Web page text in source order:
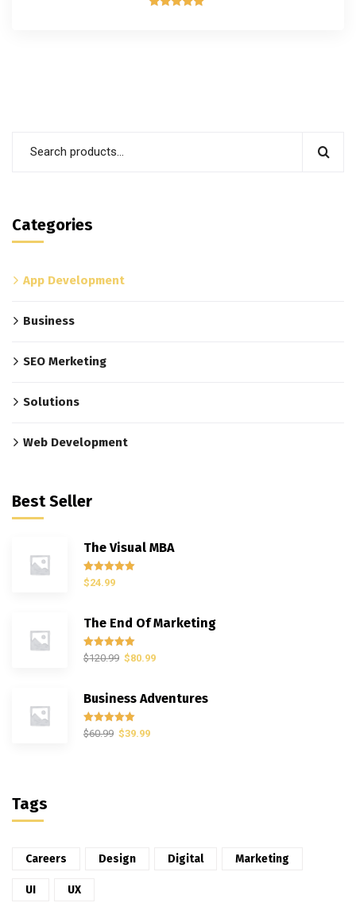
Categories
App Development
Business
SEO Merketing
Solutions
Web Development
Best Seller
The Visual MBA
Rated5.00
out of 5
$24.99
The End Of Marketing
Rated5.00
out of 5
$120.99 $80.99
Business Adventures
Rated5.00
out of 5
$60.99 $39.99
Tags
Careers Design Digital Marketing
UI UX